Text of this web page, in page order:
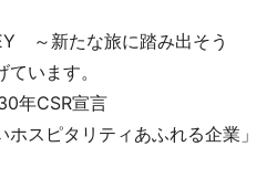
～新たな旅に踏み出そう
います。
年CSR宣言
スピタリティあふれる企業」